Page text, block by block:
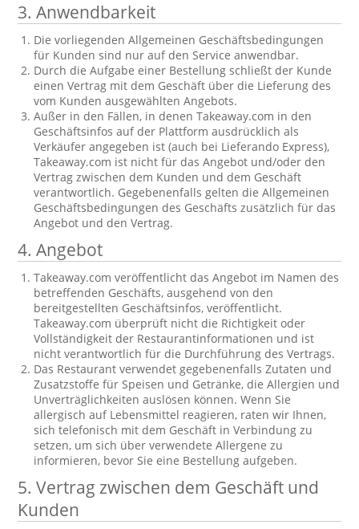
3. Anwendbarkeit
Die vorliegenden Allgemeinen Geschäftsbedingungen
für Kunden sind nur auf den Service anwendbar.
Durch die Aufgabe einer Bestellung schließt der Kunde
einen Vertrag mit dem Geschäft über die Lieferung des
vom Kunden ausgewählten Angebots.
Außer in den Fällen, in denen Takeaway.com in den
Geschäftsinfos auf der Plattform ausdrücklich als
Verkäufer angegeben ist (auch bei Lieferando Express),
Takeaway.com ist nicht für das Angebot und/oder den
Vertrag zwischen dem Kunden und dem Geschäft
verantwortlich. Gegebenenfalls gelten die Allgemeinen
Geschäftsbedingungen des Geschäfts zusätzlich für das
Angebot und den Vertrag.
4. Angebot
Takeaway.com veröffentlicht das Angebot im Namen des
betreffenden Geschäfts, ausgehend von den
bereitgestellten Geschäftsinfos, veröffentlicht.
Takeaway.com überprüft nicht die Richtigkeit oder
Vollständigkeit der Restaurantinformationen und ist
nicht verantwortlich für die Durchführung des Vertrags.
Das Restaurant verwendet gegebenenfalls Zutaten und
Zusatzstoffe für Speisen und Getränke, die Allergien und
Unverträglichkeiten auslösen können. Wenn Sie
allergisch auf Lebensmittel reagieren, raten wir Ihnen,
sich telefonisch mit dem Geschäft in Verbindung zu
setzen, um sich über verwendete Allergene zu
informieren, bevor Sie eine Bestellung aufgeben.
5. Vertrag zwischen dem Geschäft und
Kunden